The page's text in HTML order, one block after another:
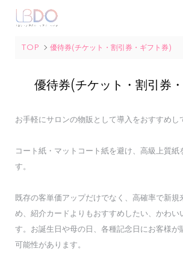
TOP 優待券(チケット・割引券・ギフト券)
優待券(チケット・割引券
お手軽にサロンの物販として導入をおすすめし
コート紙・マットコート紙を避け、高級上質紙
す。
既存の客単価アップだけでなく、高確率で新規
め、紹介カードよりもおすすめしたい、かわい
す。お誕生日や母の日、各種記念日にお客様が
可能性があります。